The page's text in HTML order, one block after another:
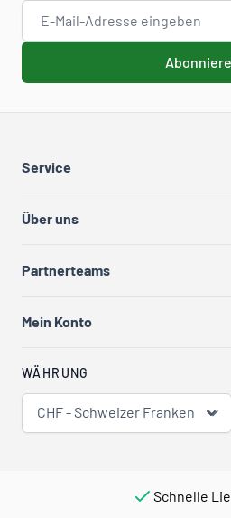
E-Mail-Adresse
Service
Über uns
Partnerteams
Mein Konto
WÄHRUNG
CHF - Schweizer Franken
Schnelle